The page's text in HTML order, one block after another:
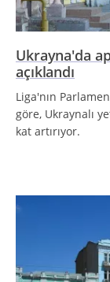
Ukrayna'da
açıklandı
Liga'nın
göre, Ukraynalı
kat artırıyor.